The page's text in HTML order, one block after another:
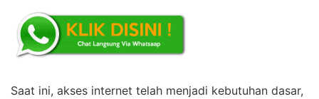
Saat ini, akses internet telah menjadi kebutuhan dasar,